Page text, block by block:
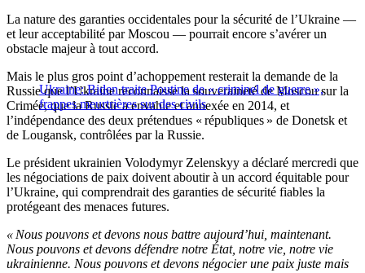
La nature des garanties occidentales pour la sécurité de l’Ukraine —
et leur acceptabilité par Moscou — pourrait encore s’avérer un
obstacle majeur à tout accord.
Ukraine: Biden traite Poutine de « criminel de guerre »,
frappes meurtrières sur des civils
Mais le plus gros point d’achoppement resterait la demande de la
Russie que l’Ukraine reconnaisse la souveraineté de Moscou sur la
Crimée, que la Russie a envahie et annexée en 2014, et
l’indépendance des deux prétendues « républiques » de Donetsk et
de Lougansk, contrôlées par la Russie.
Le président ukrainien Volodymyr Zelenskyy a déclaré mercredi que
les négociations de paix doivent aboutir à un accord équitable pour
l’Ukraine, qui comprendrait des garanties de sécurité fiables la
protégeant des menaces futures.
« Nous pouvons et devons nous battre aujourd’hui, maintenant.
Nous pouvons et devons défendre notre État, notre vie, notre vie
ukrainienne. Nous pouvons et devons négocier une paix juste mais